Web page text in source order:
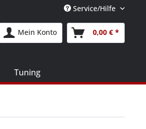
Service/Hilfe
Mein Konto 0,00 € *
Tuning